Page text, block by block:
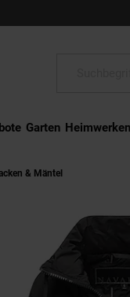
Garten Heimwerken
& Mäntel